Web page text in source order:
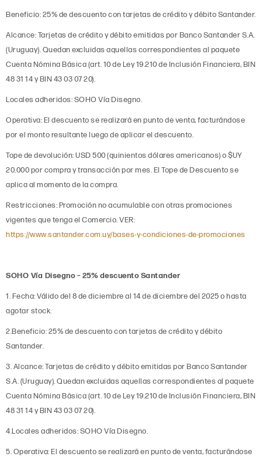
Beneficio: 25% de descuento con tarjetas de crédito y débito Santander.
Alcance: Tarjetas de crédito y débito emitidas por Banco Santander S.A.
(Uruguay). Quedan excluidas aquellas correspondientes al paquete
Cuenta Nómina Básica (art. 10 de Ley 19.210 de Inclusión Financiera, BIN
48 31 14 y BIN 43 03 07 20).
Locales adheridos: SOHO Vía Disegno.
Operativa: El descuento se realizará en punto de venta, facturándose
por el monto resultante luego de aplicar el descuento.
Tope de devolución: USD 500 (quinientos dólares americanos) o $UY
20.000 por compra y transacción por mes. El Tope de Descuento se
aplica al momento de la compra.
Restricciones: Promoción no acumulable con otras promociones
vigentes que tenga el Comercio. VER:
https://www.santander.com.uy/bases-y-condiciones-de-promociones
SOHO Vía Disegno – 25% descuento Santander
1. Fecha: Válido del 8 de diciembre al 14 de diciembre del 2025 o hasta
agotar stock.
2.Beneficio: 25% de descuento con tarjetas de crédito y débito
Santander.
3. Alcance: Tarjetas de crédito y débito emitidas por Banco Santander
S.A. (Uruguay). Quedan excluidas aquellas correspondientes al paquete
Cuenta Nómina Básica (art. 10 de Ley 19.210 de Inclusión Financiera, BIN
48 31 14 y BIN 43 03 07 20).
4.Locales adheridos: SOHO Vía Disegno.
5. Operativa: El descuento se realizará en punto de venta, facturándose